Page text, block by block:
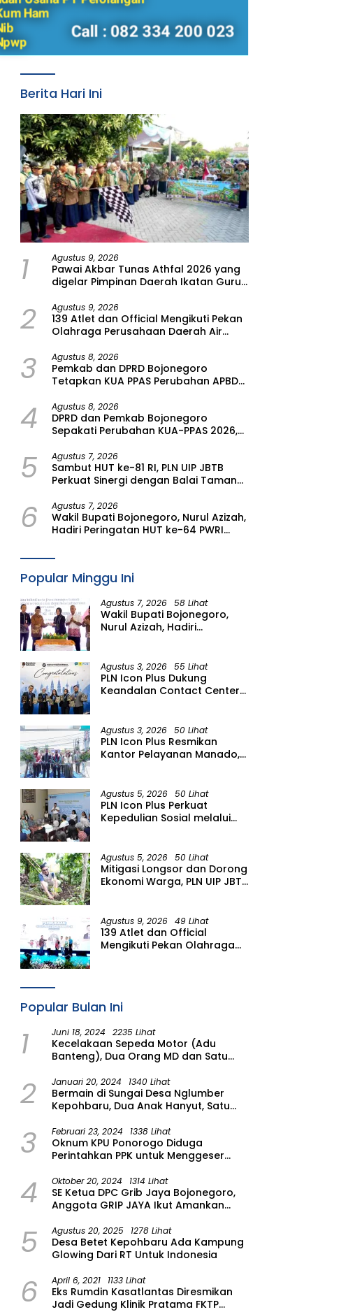
Berita Hari Ini
1 Agustus 9, 2026
Pawai Akbar Tunas Athfal 2026 yang
digelar Pimpinan Daerah Ikatan Guru
Kabupaten Bojonegoro
2 Agustus 9, 2026
139 Atlet dan Official Mengikuti Pekan
Olahraga Perusahaan Daerah Air
3 Agustus 8, 2026
Pemkab dan DPRD Bojonegoro
Tetapkan KUA PPAS Perubahan APBD
4 Agustus 8, 2026
DPRD dan Pemkab Bojonegoro
Sepakati Perubahan KUA-PPAS 2026,
Rakyat
5 Agustus 7, 2026
Sambut HUT ke-81 RI, PLN UIP JBTB
Perkuat Sinergi dengan Balai Taman
Rencana Proyek SUTET 500 kV Paiton–
Watudodol/Kalipuro
6 Agustus 7, 2026
Wakil Bupati Bojonegoro, Nurul Azizah,
Hadiri Peringatan HUT ke-64 PWRI
Popular Minggu Ini
Agustus 7, 2026 58 Lihat
Wakil Bupati Bojonegoro,
Nurul Azizah, Hadiri
Agustus 3, 2026 55 Lihat
PLN Icon Plus Dukung
Keandalan Contact Center
Agustus 3, 2026 50 Lihat
PLN Icon Plus Resmikan
Kantor Pelayanan Manado,
Agustus 5, 2026 50 Lihat
PLN Icon Plus Perkuat
Kepedulian Sosial melalui
Lansia di Malang
Agustus 5, 2026 50 Lihat
Mitigasi Longsor dan Dorong
Ekonomi Warga, PLN UIP JBTB
Aren Genjah Asal Aceh di
Banyuwangi
Agustus 9, 2026 49 Lihat
139 Atlet dan Official
Mengikuti Pekan Olahraga
Popular Bulan Ini
1 Juni 18, 2024 2235 Lihat
Kecelakaan Sepeda Motor (Adu
Banteng), Dua Orang MD dan Satu
2 Januari 20, 2024 1340 Lihat
Bermain di Sungai Desa Nglumber
Kepohbaru, Dua Anak Hanyut, Satu
Masih Dalam Pencarian
3 Februari 23, 2024 1338 Lihat
Oknum KPU Ponorogo Diduga
Perintahkan PPK untuk Menggeser
Provinsi Asal Partai Gerindra
4 Oktober 20, 2024 1314 Lihat
SE Ketua DPC Grib Jaya Bojonegoro,
Anggota GRIP JAYA Ikut Amankan
Wilayah Bojonegoro
5 Agustus 20, 2025 1278 Lihat
Desa Betet Kepohbaru Ada Kampung
Glowing Dari RT Untuk Indonesia
6 April 6, 2021 1133 Lihat
Eks Rumdin Kasatlantas Diresmikan
Jadi Gedung Klinik Pratama FKTP